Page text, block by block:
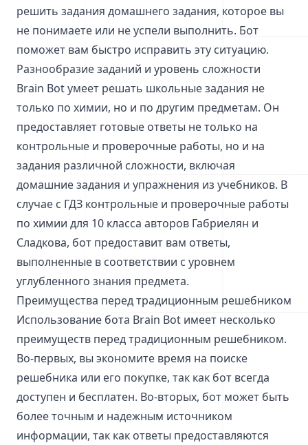
решить задания домашнего задания, которое вы
не понимаете или не успели выполнить. Бот
поможет вам быстро исправить эту ситуацию.
Разнообразие заданий и уровень сложности
Brain Bot умеет решать школьные задания не
только по химии, но и по другим предметам. Он
предоставляет готовые ответы не только на
контрольные и проверочные работы, но и на
задания различной сложности, включая
домашние задания и упражнения из учебников. В
случае с ГДЗ контрольные и проверочные работы
по химии для 10 класса авторов Габриелян и
Сладкова, бот предоставит вам ответы,
выполненные в соответствии с уровнем
углубленного знания предмета.
Преимущества перед традиционным решебником
Использование бота Brain Bot имеет несколько
преимуществ перед традиционным решебником.
Во-первых, вы экономите время на поиске
решебника или его покупке, так как бот всегда
доступен и бесплатен. Во-вторых, бот может быть
более точным и надежным источником
информации, так как ответы предоставляются